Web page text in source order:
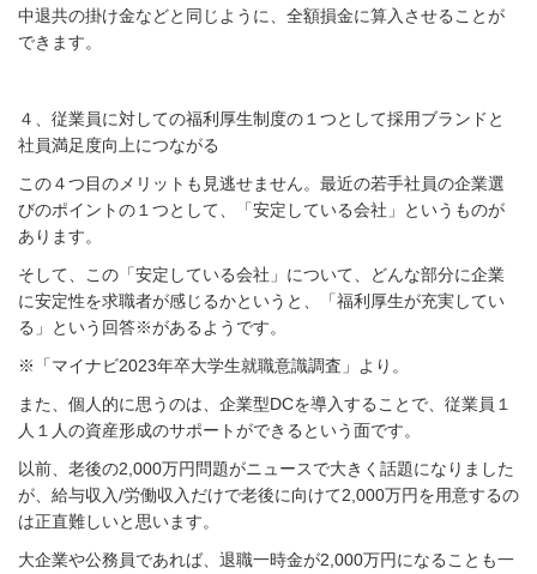
中退共の掛け金などと同じように、全額損金に算入させることが
できます。
４、従業員に対しての福利厚生制度の１つとして採用ブランドと
社員満足度向上につながる
この４つ目のメリットも見逃せません。最近の若手社員の企業選
びのポイントの１つとして、「安定している会社」というものが
あります。
そして、この「安定している会社」について、どんな部分に企業
に安定性を求職者が感じるかというと、「福利厚生が充実してい
る」という回答※があるようです。
※「マイナビ2023年卒大学生就職意識調査」より。
また、個人的に思うのは、企業型DCを導入することで、従業員１
人１人の資産形成のサポートができるという面です。
以前、老後の2,000万円問題がニュースで大きく話題になりました
が、給与収入/労働収入だけで老後に向けて2,000万円を用意するの
は正直難しいと思います。
大企業や公務員であれば、退職一時金が2,000万円になることも一